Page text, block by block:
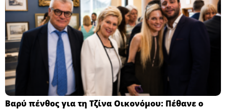
Βαρύ πένθος για τη Τζίνα Οικονόμου: Πέθανε ο